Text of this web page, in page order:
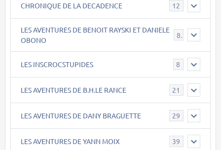
CHRONIQUE DE LA DECADENCE 12
LES AVENTURES DE BENOIT RAYSKI ET DANIELE
OBONO
8
LES INSCROCSTUPIDES 8
LES AVENTURES DE B.H.LE RANCE 21
LES AVENTURES DE DANY BRAGUETTE 29
LES AVENTURES DE YANN MOIX 39